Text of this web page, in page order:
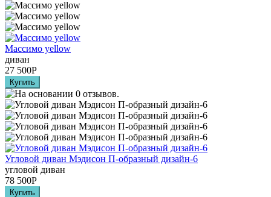
Массимо yellow
диван
27 500Р
Угловой диван Мэдисон П-образный дизайн-6
угловой диван
78 500Р